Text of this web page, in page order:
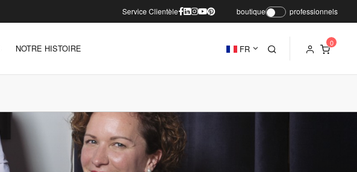
Service Clientèle boutique professionnels
NOTRE HISTOIRE FR